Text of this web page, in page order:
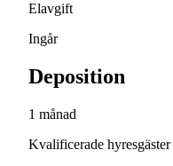
Elavgift
Ingår
Deposition
1 månad
Kvalificerade